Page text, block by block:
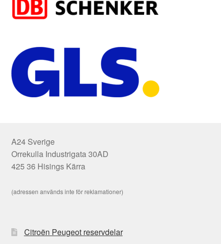
A24 Sverige
Orrekulla Industrigata 30AD
425 36 Hisings Kärra
(adressen används inte för reklamationer)
Citroën Peugeot reservdelar